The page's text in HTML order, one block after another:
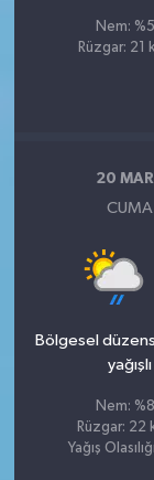
Nem:
Rüzgar: 21
20
CUMA
Bölgesel
yağışlı
Nem:
Rüzgar: 22
Yağış